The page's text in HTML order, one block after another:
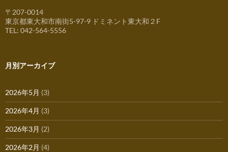
〒207-0014
東京都東大和市南街5-97-9 ドミネント東大和２F
TEL: 042-564-5556
月別アーカイブ
2026年5月 (3)
2026年4月 (3)
2026年3月 (2)
2026年2月 (4)